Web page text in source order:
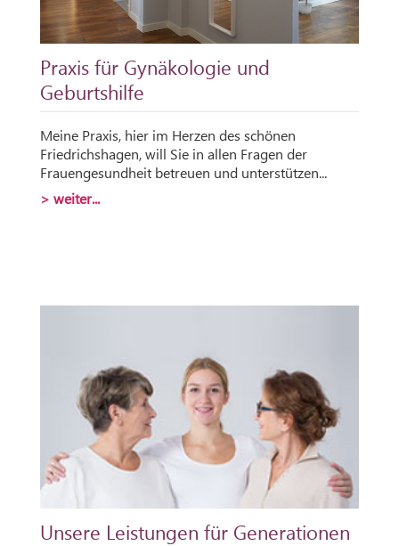
Praxis für Gynäkologie und
Geburtshilfe
Meine Praxis, hier im Herzen des schönen
Friedrichshagen, will Sie in allen Fragen der
Frauengesundheit betreuen und unterstützen...
> weiter...
Unsere Leistungen für Generationen